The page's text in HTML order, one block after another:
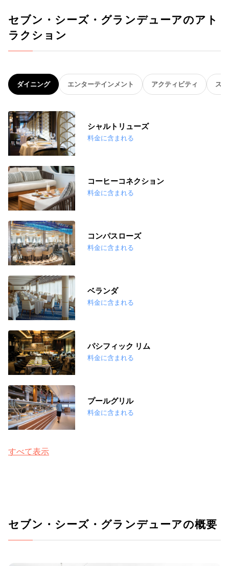
セブン・シーズ・グランデューアのアト
ラクション
ダイニング エンターテインメント アクティビティ ス
シャルトリューズ
料金に含まれる
コーヒーコネクション
料金に含まれる
コンパスローズ
料金に含まれる
ベランダ
料金に含まれる
パシフィック リム
料金に含まれる
プールグリル
料金に含まれる
すべて表示
セブン・シーズ・グランデューアの概要